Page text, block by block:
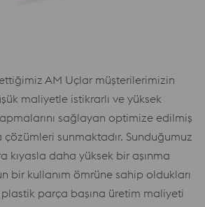
AM Uçlar müşterilerimizin
maliyetle istikrarlı ve yüksek
sağlayan optimize edilmiş
sunmaktadır. Sunduğumuz
kıyasla daha yüksek bir aşınma
bir kullanım ömrüne sahip oldukları
parça başına üretim maliyeti